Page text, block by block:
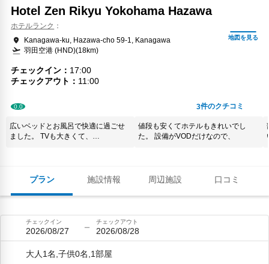
プラン 施設情報 周辺施設 口コミ
Hotel Zen Rikyu Yokohama Hazawa
ホテルランク
Kanagawa-ku, Hazawa-cho 59-1, Kanagawa
羽田空港 (HND)(18km)
チェックイン
17:00
チェックアウト
11:00
0.0 3件のクチコミ
広いベッドとお風呂で快適に過ごせ
ました。 TVも大きくて、
駐車場も広く停めやすく無料だし大
朝食が8時にお願いしていたのが7時
以外はなんの問題もなく満足です。
横浜へ行く際はまた利用したいで
値段も安くてホテルもきれいでし
た。 設備がVODだけなので、
チェックイン
2026/08/27
チェックアウト
2026/08/28
大人1名,子供0名,1部屋